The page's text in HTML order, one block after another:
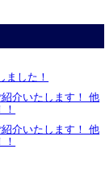
した！
介いたします！ 他
介いたします！ 他